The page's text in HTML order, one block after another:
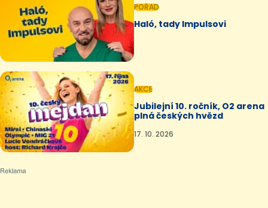
POŘAD
Haló, tady Impulsovi
AKCE
Jubilejní 10. ročník, O2 arena
plná českých hvězd
17. 10. 2026